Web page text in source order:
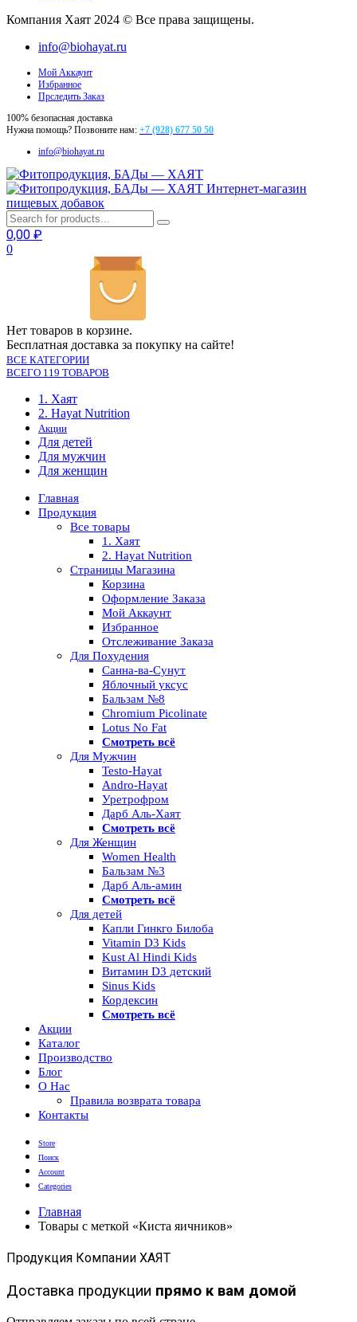
Компания Хаят 2024 © Все права защищены.
info@biohayat.ru
Мой Аккаунт
Избранное
Прследить Заказ
100% безопасная доставка
Нужна помощь? Позвоните нам: +7 (928) 677 50 50
info@biohayat.ru
Интернет-магазин
пищевых добавок
0,00 ₽
0
Нет товаров в корзине.
Бесплатная доставка за покупку на сайте!
ВСЕ КАТЕГОРИИ
ВСЕГО 119 ТОВАРОВ
1. Хаят
2. Hayat Nutrition
Акции
Для детей
Для мужчин
Для женщин
Главная
Продукция
Все товары
1. Хаят
2. Hayat Nutrition
Страницы Магазина
Корзина
Оформление Заказа
Мой Аккаунт
Избранное
Отслеживание Заказа
Для Похудения
Санна-ва-Сунут
Яблочный уксус
Бальзам №8
Chromium Picolinate
Lotus No Fat
Смотреть всё
Для Мужчин
Testo-Hayat
Andro-Hayat
Уретрофром
Дарб Аль-Хаят
Смотреть всё
Для Женщин
Women Health
Бальзам №3
Дарб Аль-амин
Смотреть всё
Для детей
Капли Гинкго Билоба
Vitamin D3 Kids
Kust Al Hindi Kids
Витамин D3 детский
Sinus Kids
Кордексин
Смотреть всё
Акции
Каталог
Производство
Блог
О Нас
Правила возврата товара
Контакты
Store
Поиск
Account
Categories
Главная
Товары с меткой «Киста яичников»
Продукция Компании ХАЯТ
Доставка продукции прямо к вам домой